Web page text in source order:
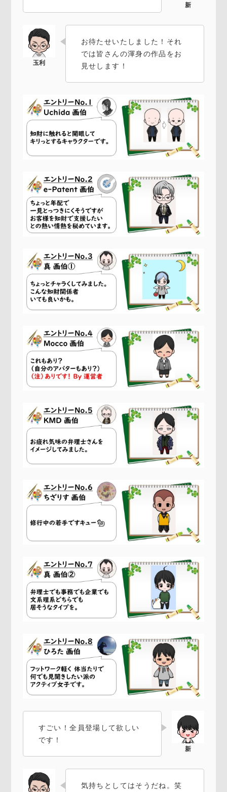
お待たせいたしました！それ
では皆さんの渾身の作品をお
見せします！
すごい！全員登場して欲しい
です！
気持ちとしてはそうだね。笑